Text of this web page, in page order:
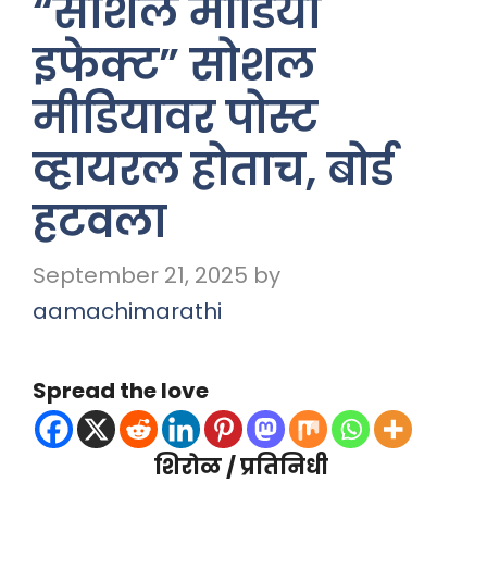
“सोशल मीडिया
इफेक्ट” सोशल
मीडियावर पोस्ट
व्हायरल होताच, बोर्ड
हटवला
September 21, 2025 by
aamachimarathi
Spread the love
शिरोळ / प्रतिनिधी